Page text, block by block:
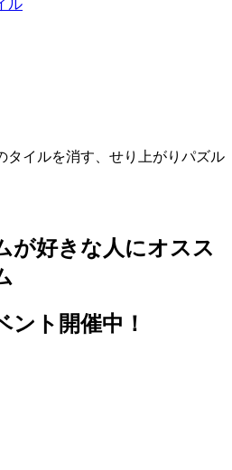
タイルを消す、せり上がりパズル
が好きな人にオスス
ント開催中！